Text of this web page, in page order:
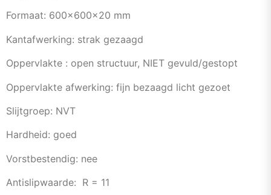
Formaat: 600x600x20 mm
Kantafwerking: strak gezaagd
Oppervlakte : open structuur, NIET gevuld/gestopt
Oppervlakte afwerking: fijn bezaagd licht gezoet
Slijtgroep: NVT
Hardheid: goed
Vorstbestendig: nee
Antislipwaarde: R = 11